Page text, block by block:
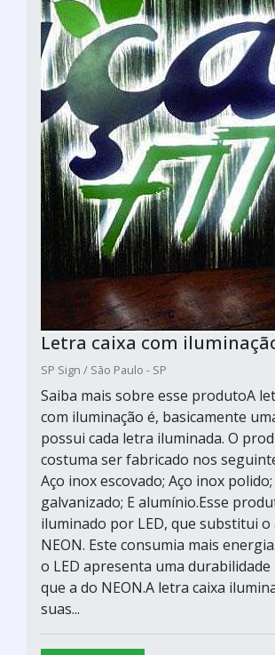
Letra caixa com
SP Sign / São Paulo - SP
Saiba mais sobre esse produtoA
com iluminação é, basicamente
possui cada letra iluminada. O
costuma ser fabricado nos
Aço inox escovado; Aço inox polido;
galvanizado; E alumínio.Esse
iluminado por LED, que substitui
NEON. Este consumia mais
o LED apresenta uma
que a do NEON.A letra caixa
suas...